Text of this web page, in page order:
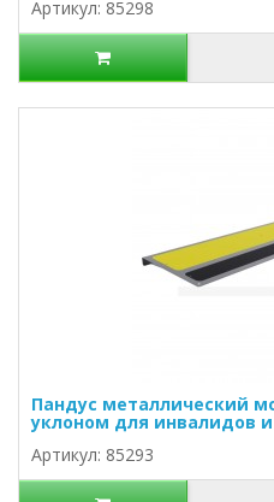
Артикул: 85298
Пандус металлический
уклоном для инвалидов
Артикул: 85293